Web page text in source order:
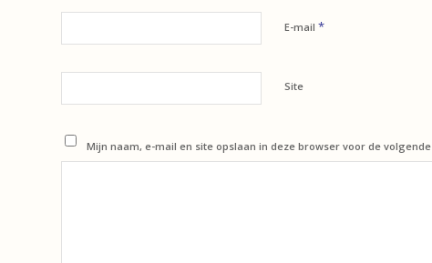
E-mail *
Site
Mijn naam, e-mail en site opslaan in deze browser voor de